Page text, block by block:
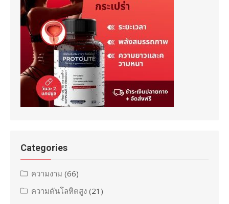
Categories
ความงาม (66)
ความดันโลหิตสูง (21)